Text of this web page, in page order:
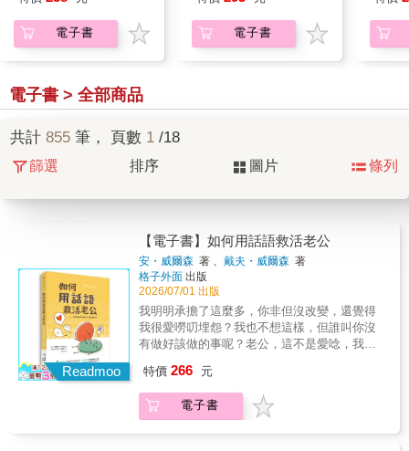
電子書 電子書
電子書 > 全部商品
共計 855 筆， 頁數 1 /18
篩選 排序 圖片 條列
Readmoo
【電子書】如何用話語救活老公
安・威爾森 著 、戴夫・威爾森 著
格子外面 出版
2026/07/01 出版
我明明承擔了這麼多，你非但沒改變，還覺得
我很愛嘮叨埋怨？我也不想這樣，但誰叫你沒
有做好該做的事呢？老公，這不是愛唸，我是
（有時候會想掐死老公），這本書是為妳寫
的。我們以為提醒、糾正、講道理，能把老公
「修剪」成更好的模樣；殊不知這些善意的剪
特價 266 元
電子書